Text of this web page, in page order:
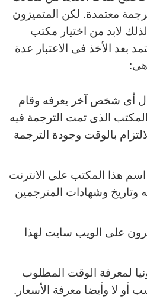
معتمدة. لكن المتميزون
لابد من اختيار مكتب
بعد الأخذ فى الاعتبار عدة
أى شخص آخر يعرفه وقام
الذى تمت الترجمة فيه
بالوقت وجودة الترجمة
هذا المكتب على الانترنت
وتاريخ وشهادات المترجمين
على الويب سايت لهذا
لمعرفة الوقت المطلوب
أو لا وأيضا معرفة الأسعار.